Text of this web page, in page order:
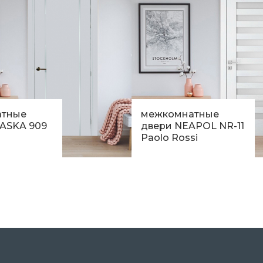
909
межкомнатные
двери NEAPOL NR-11
Paolo Rossi